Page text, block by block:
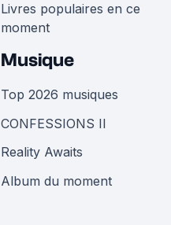
Livres populaires en ce
moment
Musique
Top 2026 musiques
CONFESSIONS II
Reality Awaits
Album du moment